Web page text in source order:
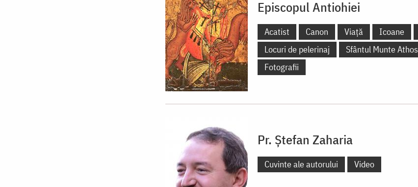
Episcopul Antiohiei
Acatist Canon Viață Icoane
Locuri de pelerinaj
Sfântul Munte Athos
Fotografii
Pr. Ștefan Zaharia
Cuvinte ale autorului Video